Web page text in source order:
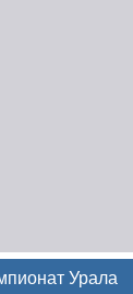
Урала